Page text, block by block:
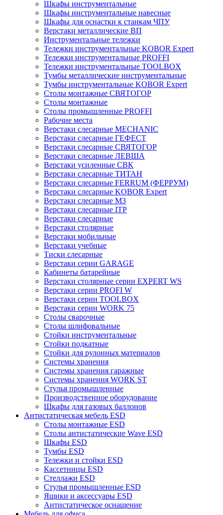
Шкафы инструментальные
Шкафы инструментальные навесные
Шкафы для оснастки к станкам ЧПУ
Верстаки металлические ВП
Инструментальные тележки
Тележки инструментальные KOBOR Expert
Тележки инструментальные PROFFI
Тележки инструментальные TOOLBOX
Тумбы металлические инструментальные
Тумбы инструментальные KOBOR Expert
Столы монтажные СВЯТОГОР
Столы монтажные
Столы промышленные PROFFI
Рабочие места
Верстаки слесарные MECHANIC
Верстаки слесарные ГЕФЕСТ
Верстаки слесарные СВЯТОГОР
Верстаки слесарные ЛЕВША
Верстаки усиленные СВК
Верстаки слесарные ТИТАН
Верстаки слесарные FERRUM (ФЕРРУМ)
Верстаки слесарные KOBOR Expert
Верстаки слесарные М3
Верстаки слесарные ITP
Верстаки слесарные
Верстаки столярные
Верстаки мобильные
Верстаки учебные
Тиски слесарные
Верстаки серии GARAGE
Кабинеты батарейные
Верстаки столярные серии EXPERT WS
Верстаки серии PROFI W
Верстаки серии TOOLBOX
Верстаки серии WORK 75
Столы сварочные
Столы шлифовальные
Стойки инструментальные
Стойки подкатные
Стойки для рулонных материалов
Системы хранения
Системы хранения гаражные
Системы хранения WORK ST
Стулья промышленные
Производственное оборудование
Шкафы для газовых баллонов
Антистатическая мебель ESD
Столы монтажные ESD
Столы антистатические Wave ESD
Шкафы ESD
Тумбы ESD
Тележки и стойки ESD
Кассетницы ESD
Стеллажи ESD
Стулья промышленные ESD
Ящики и аксессуары ESD
Антистатическое оснащение